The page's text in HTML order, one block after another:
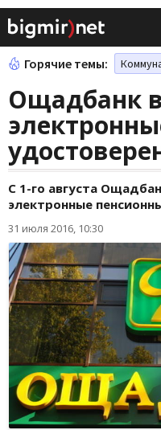
Горячие темы:
Ощадбанк
С 1-го августа
электронные
31 июля 2016, 10:30